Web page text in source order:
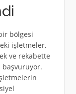
bölgesi
işletmeler,
ve rekabette
başvuruyor.